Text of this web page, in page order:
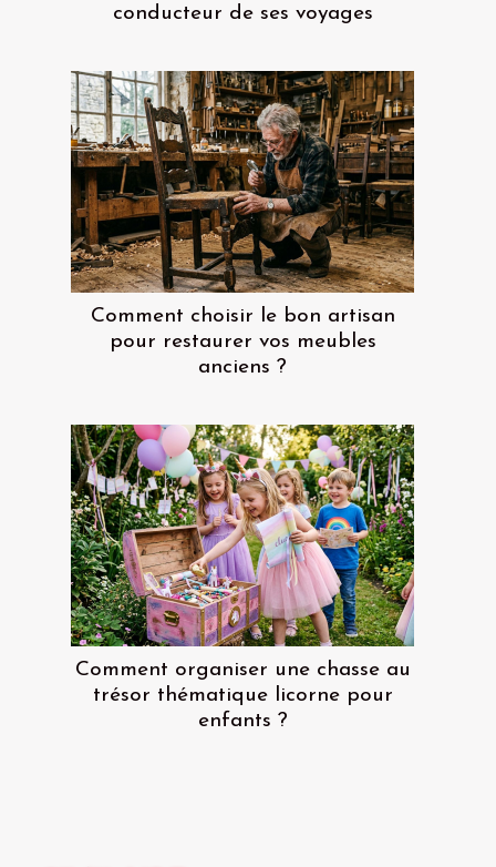
conducteur de ses voyages
Comment choisir le bon artisan
pour restaurer vos meubles
anciens ?
Comment organiser une chasse au
trésor thématique licorne pour
enfants ?